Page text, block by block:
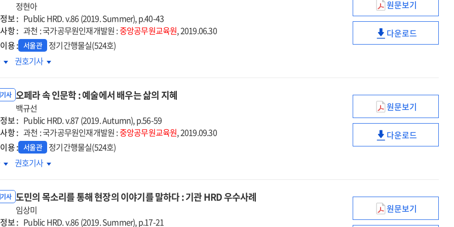
정현아
보 : Public HRD. v.86 (2019. Summer), p.40-43
항 : 과천 : 국가공무원인재개발원 :중앙공무원교육원, 2019.06.30
용 : 서울관 정기간행물실(524호)
국민과
현장에서
찾은
혁신의
원문보기
국민과
적극행정
다운로드
정
국민과
혁신의
방향,
적극행정
권호기사
사 오페라 속 인문학 : 예술에서 배우는 삶의 지혜
백규선
보 : Public HRD. v.87 (2019. Autumn), p.56-59
항 : 과천 : 국가공무원인재개발원 :중앙공무원교육원, 2019.09.30
용 : 서울관 정기간행물실(524호)
오페라
속
인문학
:
지혜
원문보기
오페라
배우는
삶의
다운로드
오페라
:
예술에서
배우는
권호기사
사 도민의 목소리를 통해 현장의 이야기를 말하다 : 기관 HRD 우수사례
임상미
보 : Public HRD. v.86 (2019. Summer), p.17-21
도민의
원문보기